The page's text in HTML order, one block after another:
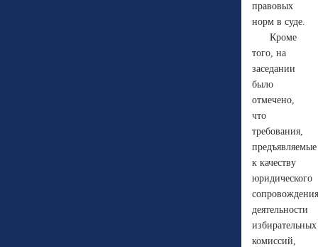
правовых
норм в суде.
Кроме
того, на
заседании
было
отмечено,
что
требования,
предъявляемые
к качеству
юридического
сопровождения
деятельности
избирательных
комиссий,